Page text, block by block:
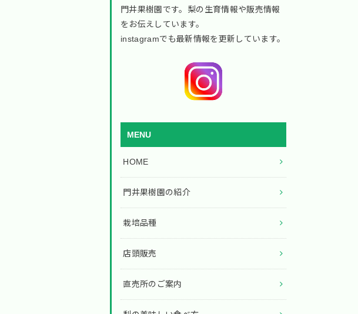
門井果樹園です。梨の生育情報や販売情報
をお伝えしています。
instagramでも最新情報を更新しています。
MENU
HOME
門井果樹園の紹介
栽培品種
店頭販売
直売所のご案内